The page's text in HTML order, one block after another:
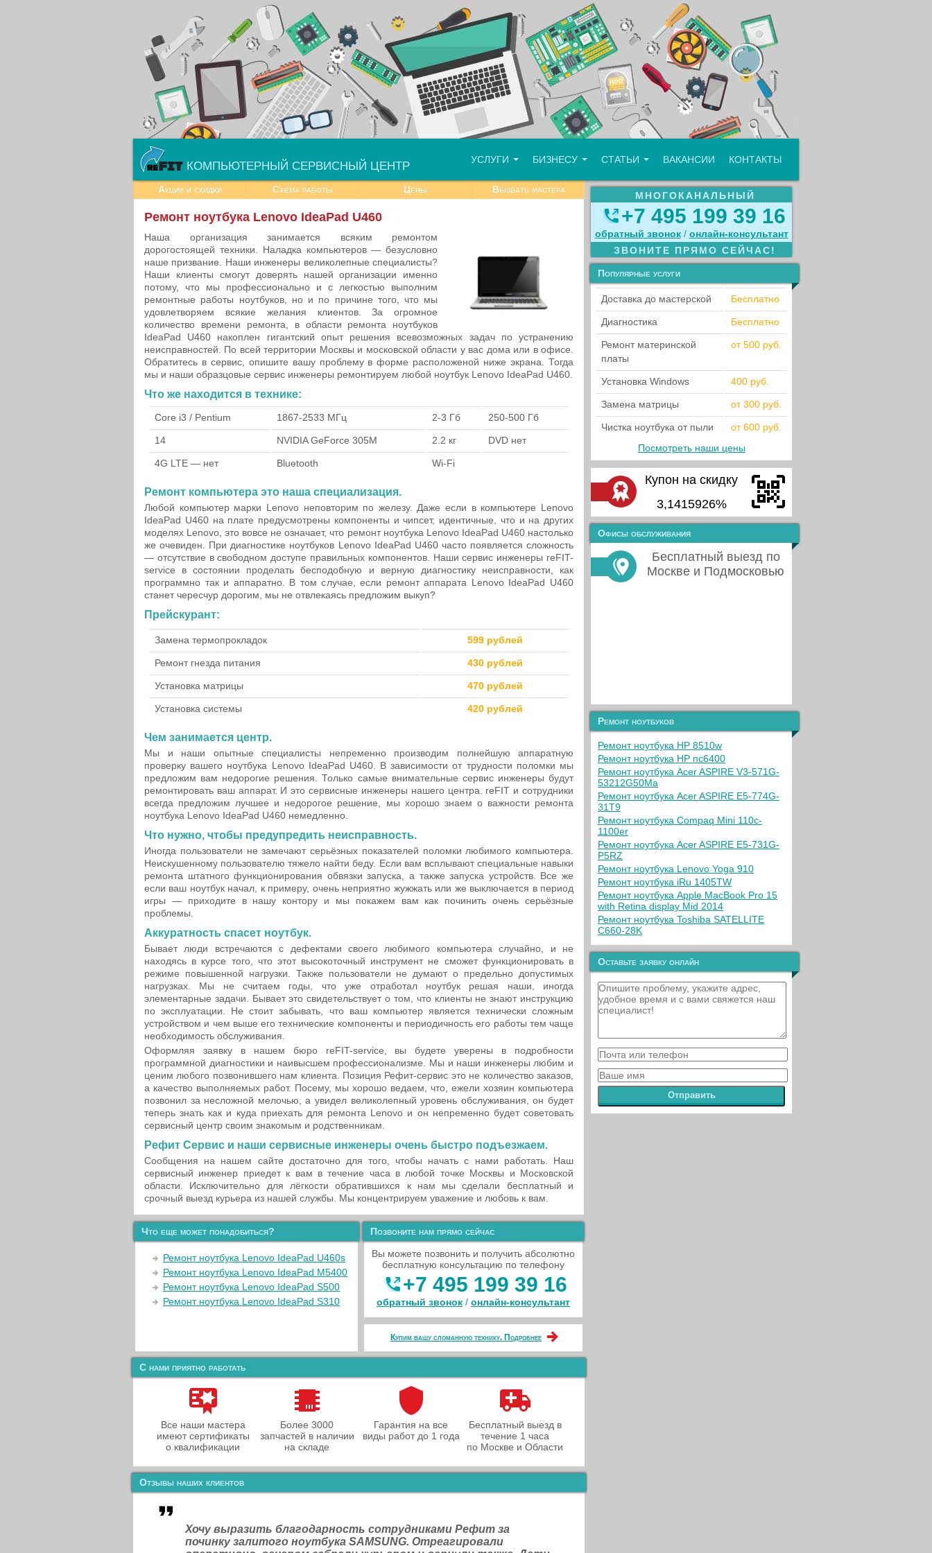
КОМПЬЮТЕРНЫЙ СЕРВИСНЫЙ ЦЕНТР УСЛУГИ БИЗНЕСУ СТАТЬИ ВАКАНСИИ КОНТАКТЫ
Акции и скидки Схема работы Цены Вызвать мастера
Ремонт ноутбука Lenovo IdeaPad U460
Наша организация занимается всяким ремонтом
дорогостоящей техники. Наладка компьютеров — безусловно
наше призвание. Наши инженеры великолепные специалисты?
Наши клиенты смогут доверять нашей организации именно
потому, что мы профессионально и с легкостью выполним
ремонтные работы ноутбуков, но и по причине того, что мы
удовлетворяем всякие желания клиентов. За огромное
количество времени ремонта, в области ремонта ноутбуков
IdeaPad U460 накоплен гигантский опыт решения всевозможных задач по устранению
неисправностей. По всей территории Москвы и московской области у вас дома или в офисе.
Обратитесь в сервис, опишите вашу проблему в форме расположеной ниже экрана. Тогда
мы и наши образцовые сервис инженеры ремонтируем любой ноутбук Lenovo IdeaPad U460.
Что же находится в технике:
Core i3 / Pentium 1867-2533 МГц 2-3 Гб 250-500 Гб
14 NVIDIA GeForce 305M 2.2 кг DVD нет
4G LTE — нет Bluetooth Wi-Fi
Ремонт компьютера это наша специализация.
Любой компьютер марки Lenovo неповторим по железу. Даже если в компьютере Lenovo
IdeaPad U460 на плате предусмотрены компоненты и чипсет, идентичные, что и на других
моделях Lenovo, это вовсе не означает, что ремонт ноутбука Lenovo IdeaPad U460 настолько
же очевиден. При диагностике ноутбуков Lenovo IdeaPad U460 часто появляется сложность
— отсутствие в свободном доступе правильных компонентов. Наши сервис инженеры reFIT-
service в состоянии проделать бесподобную и верную диагностику неисправности, как
программно так и аппаратно. В том случае, если ремонт аппарата Lenovo IdeaPad U460
станет чересчур дорогим, мы не отвлекаясь предложим выкуп?
Прейскурант:
Замена термопрокладок 599 рублей
Ремонт гнезда питания 430 рублей
Установка матрицы 470 рублей
Установка системы 420 рублей
Чем занимается центр.
Мы и наши опытные специалисты непременно производим полнейшую аппаратную
проверку вашего ноутбука Lenovo IdeaPad U460. В зависимости от трудности поломки мы
предложим вам недорогие решения. Только самые внимательные сервис инженеры будут
ремонтировать ваш аппарат. И это сервисные инженеры нашего центра. reFIT и сотрудники
всегда предложим лучшее и недорогое решение, мы хорошо знаем о важности ремонта
ноутбука Lenovo IdeaPad U460 немедленно.
Что нужно, чтобы предупредить неисправность.
Иногда пользователи не замечают серьёзных показателей поломки любимого компьютера.
Неискушенному пользователю тяжело найти беду. Если вам всплывают специальные навыки
ремонта штатного функционирования обвязки запуска, а также запуска устройств. Все же
если ваш ноутбук начал, к примеру, очень неприятно жужжать или же выключается в период
игры — приходите в нашу контору и мы покажем вам как починить очень серьёзные
проблемы.
Аккуратность спасет ноутбук.
Бывает люди встречаются с дефектами своего любимого компьютера случайно, и не
находясь в курсе того, что этот высокоточный инструмент не сможет функционировать в
режиме повышенной нагрузки. Также пользователи не думают о предельно допустимых
нагрузках. Мы не считаем годы, что уже отработал ноутбук решая наши, иногда
элементарные задачи. Бывает это свидетельствует о том, что клиенты не знают инструкцию
по эксплуатации. Не стоит забывать, что ваш компьютер является технически сложным
устройством и чем выше его технические компоненты и периодичность его работы тем чаще
необходимость обслуживания.
Оформляя заявку в нашем бюро reFIT-service, вы будете уверены в подробности
программной диагностики и наивысшем профессионализме. Мы и наши инженеры любим и
ценим любого позвонившего нам клиента. Позиция Рефит-сервис это не количество заказов,
а качество выполняемых работ. Посему, мы хорошо ведаем, что, ежели хозяин компьютера
позвонил за несложной мелочью, а увидел великолепный уровень обслуживания, он будет
теперь знать как и куда приехать для ремонта Lenovo и он непременно будет советовать
сервисный центр своим знакомым и родственникам.
Рефит Сервис и наши сервисные инженеры очень быстро подъезжаем.
Сообщения на нашем сайте достаточно для того, чтобы начать с нами работать. Наш
сервисный инженер приедет к вам в течение часа в любой точке Москвы и Московской
области. Исключительно для лёгкости обратившихся к нам мы сделали бесплатный и
срочный выезд курьера из нашей службы. Мы концентрируем уважение и любовь к вам.
Что еще может понадобиться?
Ремонт ноутбука Lenovo IdeaPad U460s
Ремонт ноутбука Lenovo IdeaPad M5400
Ремонт ноутбука Lenovo IdeaPad S500
Ремонт ноутбука Lenovo IdeaPad S310
Позвоните нам прямо сейчас
Вы можете позвонить и получить абсолютно
бесплатную консультацию по телефону
+7 495 199 39 16
обратный звонок / онлайн‑консультант
Купим вашу сломанную технику. Подробнее
С нами приятно работать
Все наши мастера
имеют сертификаты
о квалификации
Более 3000
запчастей в наличии
на складе
Гарантия на все
виды работ до 1 года
Бесплатный выезд в
течение 1 часа
по Москве и Области
Отзывы наших клиентов
Хочу выразить благодарность сотрудниками Рефит за
починку залитого ноутбука SAMSUNG. Отреагировали
МНОГОКАНАЛЬНЫЙ
+7 495 199 39 16
обратный звонок / онлайн‑консультант
ЗВОНИТЕ ПРЯМО СЕЙЧАС!
Популярные услуги
Доставка до мастерской Бесплатно
Диагностика Бесплатно
Ремонт материнской
платы
от 500 руб.
Установка Windows 400 руб.
Замена матрицы от 300 руб.
Чистка ноутбука от пыли
от 600 руб.
Посмотреть наши цены
Купон на скидку
3,1415926%
Офисы обслуживания
Бесплатный выезд по
Москве и Подмосковью
Ремонт ноутбуков
Ремонт ноутбука HP 8510w
Ремонт ноутбука HP nc6400
Ремонт ноутбука Acer ASPIRE V3-571G-
53212G50Ma
Ремонт ноутбука Acer ASPIRE E5-774G-
31T9
Ремонт ноутбука Compaq Mini 110c-
1100er
Ремонт ноутбука Acer ASPIRE E5-731G-
P5RZ
Ремонт ноутбука Lenovo Yoga 910
Ремонт ноутбука iRu 1405TW
Ремонт ноутбука Apple MacBook Pro 15
with Retina display Mid 2014
Ремонт ноутбука Toshiba SATELLITE
C660-28K
Оставьте заявку онлайн
Отправить